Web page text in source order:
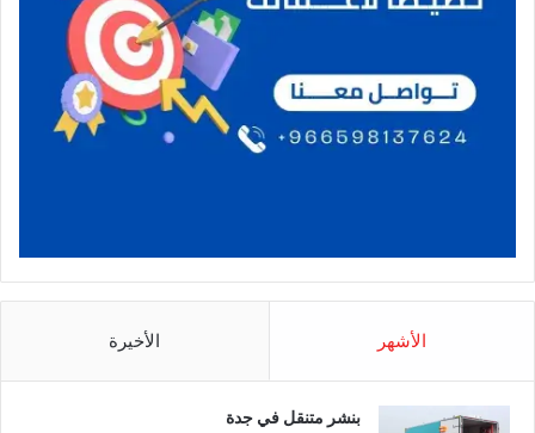
الأشهر الأخيرة
بنشر متنقل في جدة